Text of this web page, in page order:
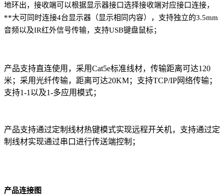
地环出，接收端可以根据显示器接口选择接收端对应接口连接，
**大可同时连接4台显示器（显示相同内容），支持独立的3.5mm
音频以及IR红外信号传输，支持USB键盘鼠标；
产品支持直连使用，采用Cat5e标准线材，传输距离可达120
米；采用光纤传输，距离可达20KM；支持TCP/IP网络传输；
支持1-1以及1-多应用模式；
产品支持通过定制线材热键模式实现远程开关机，支持通过定
制线材实现通过串口进行传送端控制；
产品连接图